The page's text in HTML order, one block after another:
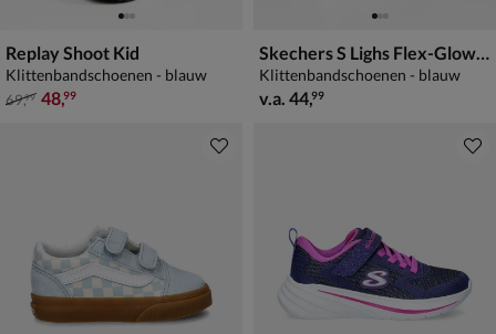
Replay Shoot Kid
Klittenbandschoenen - blauw
van € 69,99 voor € 48,99
69,99 48,99
Skechers S Lighs Flex-Glow Ultra
Klittenbandschoenen - blauw
vanaf € 44,99
v.a. 44,99